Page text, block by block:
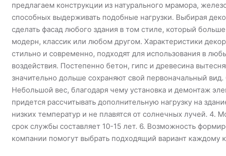
предлагаем конструкции из натурального мрамора,
способных выдерживать подобные нагрузки. Выбирая
сделать фасад любого здания в том стиле, который
модерн, классик или любом другом. Характеристики
стильно и современно, подходят для использования в
воздействия. Постепенно бетон, гипс и древесина
значительно дольше сохраняют свой первоначальный
Небольшой вес, благодаря чему установка и демонтаж
придется рассчитывать дополнительную нагрузку на
низких температур и не плавятся от солнечных лучей.
срок службы составляет 10-15 лет. 6. Возможность
компании помогут выбрать подходящий вариант каждому